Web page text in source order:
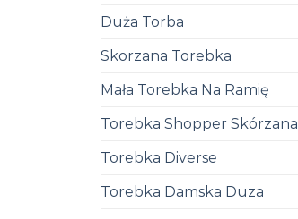
Duża Torba
Skorzana Torebka
Mała Torebka Na Ramię
Torebka Shopper Skórzana
Torebka Diverse
Torebka Damska Duza